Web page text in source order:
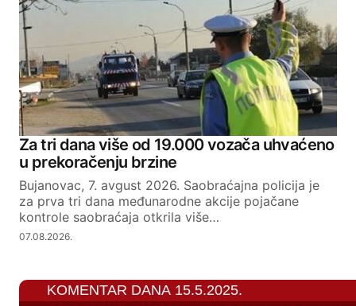
Za tri dana više od 19.000 vozača uhvaćeno
u prekoračenju brzine
Bujanovac, 7. avgust 2026. Saobraćajna policija je
za prva tri dana međunarodne akcije pojačane
kontrole saobraćaja otkrila više…
07.08.2026.
KOMENTAR DANA 15.5.2025.